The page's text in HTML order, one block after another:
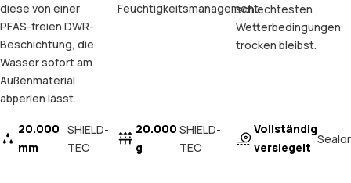
diese von einer
PFAS-freien DWR-
Beschichtung, die
Wasser sofort am
Außenmaterial
abperlen lässt.
20.000
mm
SHIELD-
TEC
Feuchtigkeitsmanagement.
20.000
g
SHIELD-
TEC
schlechtesten
Wetterbedingungen
trocken bleibst.
Vollständig
versiegelt